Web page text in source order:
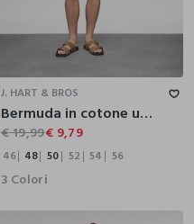
50 52
J. HART & BROS
Bermuda in cotone uomo
€ 19,99€ 9,79
46 48 50 52 54 56
3 Colori